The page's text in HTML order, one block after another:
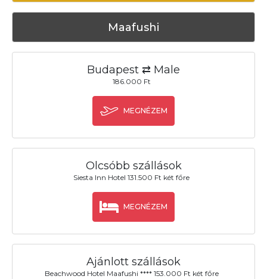
Maafushi
Budapest ⇄ Male
186.000 Ft
MEGNÉZEM
Olcsóbb szállások
Siesta Inn Hotel 131.500 Ft két főre
MEGNÉZEM
Ajánlott szállások
Beachwood Hotel Maafushi **** 153.000 Ft két főre